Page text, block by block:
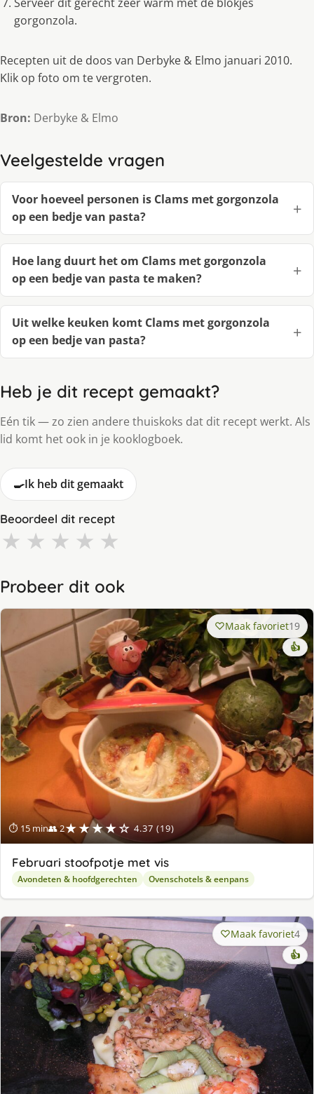
gorgonzola.
Recepten uit de doos van Derbyke & Elmo januari 2010.
Klik op foto om te vergroten.
Bron: Derbyke & Elmo
Veelgestelde vragen
Voor hoeveel personen is Clams met gorgonzola
op een bedje van pasta?
Hoe lang duurt het om Clams met gorgonzola
op een bedje van pasta te maken?
Uit welke keuken komt Clams met gorgonzola
op een bedje van pasta?
Heb je dit recept gemaakt?
Eén tik — zo zien andere thuiskoks dat dit recept werkt. Als
lid komt het ook in je kooklogboek.
🍳Ik heb dit gemaakt
Beoordeel dit recept
★ ★ ★ ★ ★
Probeer dit ook
⏱ 15 min👥 2★★★★☆ 4.37 (19)
Maak favoriet19
👍
Februari stoofpotje met vis
Avondeten & hoofdgerechten Ovenschotels & eenpans
Maak favoriet4
👍